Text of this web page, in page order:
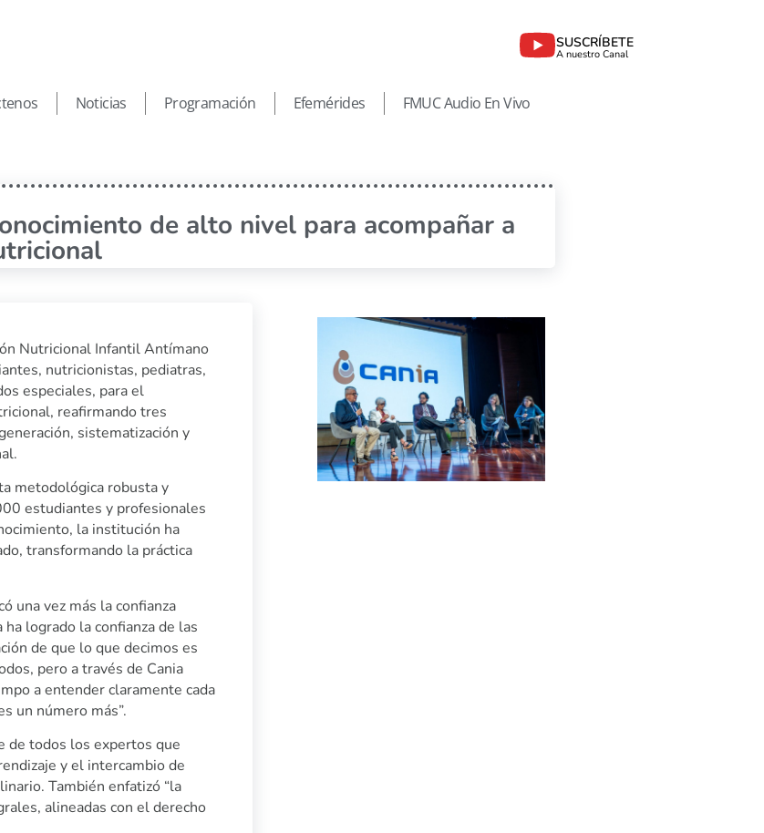
SUSCRÍBETE
A nuestro Canal
Noticias Programación Efemérides FMUC Audio En Vivo
de alto nivel para acompañar a
Nutricional Infantil Antímano
nutricionistas, pediatras,
especiales, para el
reafirmando tres
sistematización y
metodológica robusta y
estudiantes y profesionales
la institución ha
transformando la práctica
una vez más la confianza
logrado la confianza de las
de que lo que decimos es
pero a través de Cania
a entender claramente cada
un número más”.
de todos los expertos que
y el intercambio de
También enfatizó “la
alineadas con el derecho